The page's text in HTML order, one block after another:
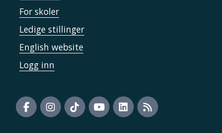
For skoler
Ledige stillinger
English website
Logg inn